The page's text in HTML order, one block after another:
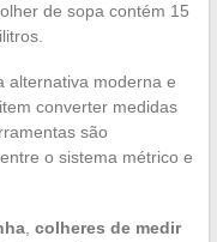
de sopa contém 15
alternativa moderna e
converter medidas
são
o sistema métrico e
, colheres de medir